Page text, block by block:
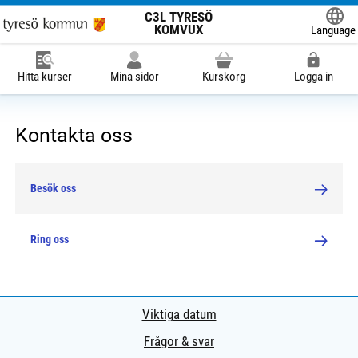
C3L TYRESÖ
KOMVUX
Language
Hitta kurser Mina sidor Kurskorg Logga in
Kontakta oss
Besök oss
Ring oss
Viktiga datum
Frågor & svar